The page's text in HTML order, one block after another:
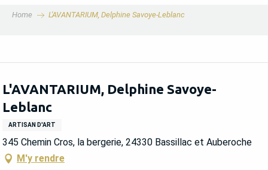
Home L'AVANTARIUM, Delphine Savoye-Leblanc
L'AVANTARIUM, Delphine Savoye-
Leblanc
ARTISAN D'ART
345 Chemin Cros, la bergerie, 24330 Bassillac et Auberoche
M'y rendre